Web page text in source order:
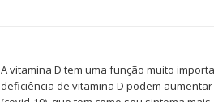
A vitamina D tem uma função muito
deficiência de vitamina D podem